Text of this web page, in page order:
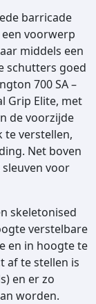
barricade
voorwerp
middels een
schutters goed
700 SA –
Grip Elite, met
de voorzijde
te verstellen,
Net boven
voor
skeletonised
verstelbare
en in hoogte te
af te stellen is
en er zo
worden.